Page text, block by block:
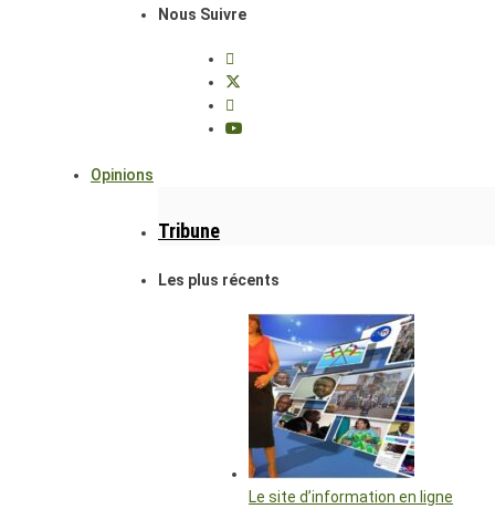
Nous Suivre
Opinions
Tribune
Les plus récents
Le site d’information en ligne